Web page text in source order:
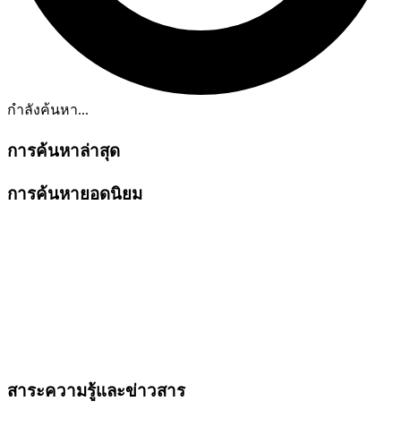
กำลังค้นหา...
การค้นหาล่าสุด
การค้นหายอดนิยม
สาระความรู้และข่าวสาร